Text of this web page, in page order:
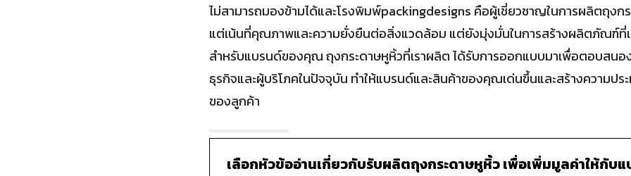
ไม่สามารถมองข้ามได้และโรงพิมพ์packingdesigns คือผู้เชี่ยวชาญในการผลิตถุงก
แต่เน้นที่คุณภาพและความยั่งยืนต่อสิ่งแวดล้อม แต่ยังมุ่งมั่นในการสร้างผลิตภัณฑ์ที่
สำหรับแบรนด์ของคุณ ถุงกระดาษหูหิ้วที่เราผลิต ได้รับการออกแบบมาเพื่อตอบสนอ
ธุรกิจและผู้บริโภคในปัจจุบัน ทำให้แบรนด์และสินค้าของคุณเด่นขึ้นและสร้างความประ
ของลูกค้า
เลือกหัวข้ออ่านเกี่ยวกับรับผลิตถุงกระดาษหูหิ้ว เพื่อเพิ่มมูลค่าให้กับ